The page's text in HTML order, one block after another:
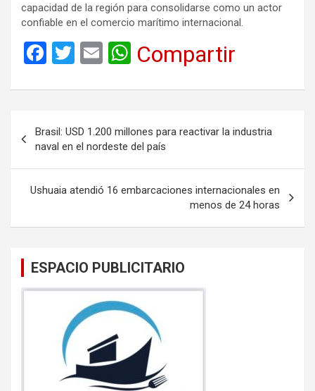
capacidad de la región para consolidarse como un actor
confiable en el comercio marítimo internacional.
F
ce
b
o
o
k
T
tt
er
E
ail
W
at
A
p
p
Compartir
de
entradas
Brasil: USD 1.200 millones para reactivar la industria
naval en el nordeste del país
Ushuaia atendió 16 embarcaciones internacionales en
menos de 24 horas
ESPACIO PUBLICITARIO